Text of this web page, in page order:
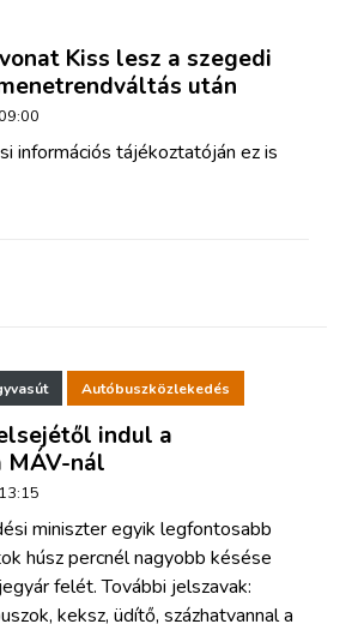
Kiss lesz a szegedi
után
információs tájékoztatóján ez is
Autóbuszközlekedés
indul a
MÁV-nál
miniszter egyik legfontosabb
húsz percnél nagyobb késése
felét. További jelszavak:
keksz, üdítő, százhatvannal a